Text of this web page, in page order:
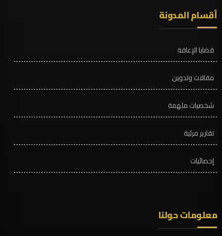
أقسام المدونة
قضايا الإعاقة
مقالات وتدوين
شخصيات ملهمة
تقارير مرئية
إحصائيات
معلومات حولنا